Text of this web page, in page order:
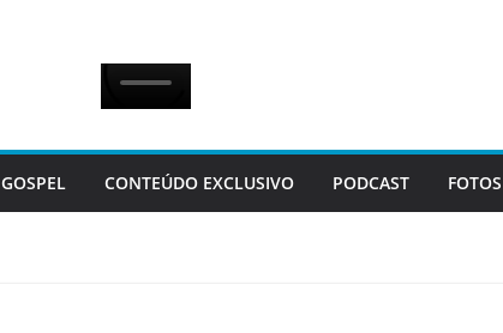
GOSPEL CONTEÚDO EXCLUSIVO PODCAST FOTOS